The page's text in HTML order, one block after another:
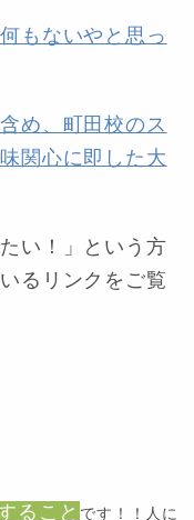
もないやと思っ
め、町田校のス
関心に即した大
い！」という方
るリンクをご覧
ること です！！人に